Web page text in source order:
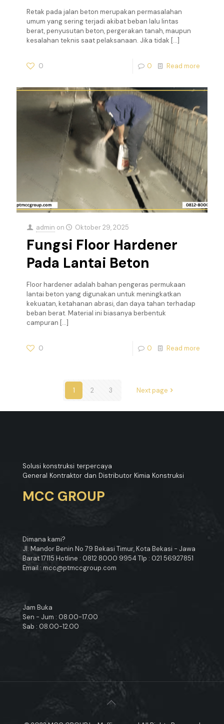
Retak pada jalan beton merupakan permasalahan
umum yang sering terjadi akibat beban lalu lintas
berat, penyusutan beton, pergerakan tanah, maupun
kesalahan teknis saat pelaksanaan. Jika tidak […]
0 0 Read more
admin on Oktober 29, 2025
Fungsi Floor Hardener
Pada Lantai Beton
Floor hardener adalah bahan pengeras permukaan
lantai beton yang digunakan untuk meningkatkan
kekuatan, ketahanan abrasi, dan daya tahan terhadap
beban berat. Material ini biasanya berbentuk
campuran […]
0 0 Read more
1 2 3 Next page
Solusi konstruksi terpercaya
General Kontraktor dan Distributor Kimia Konstruksi
MCC GROUP
Dimana kami?
Jl. Mandor Benin No 79 Bekasi Timur, Kota Bekasi - Jawa
Barat 17115 Hotline : 0812 8000 9954 Tlp : 021 56927851
Email : mcc@ptmccgroup.com
Jam Buka
Sen - Jum : 08.00-17.00
Sab : 08.00-12.00